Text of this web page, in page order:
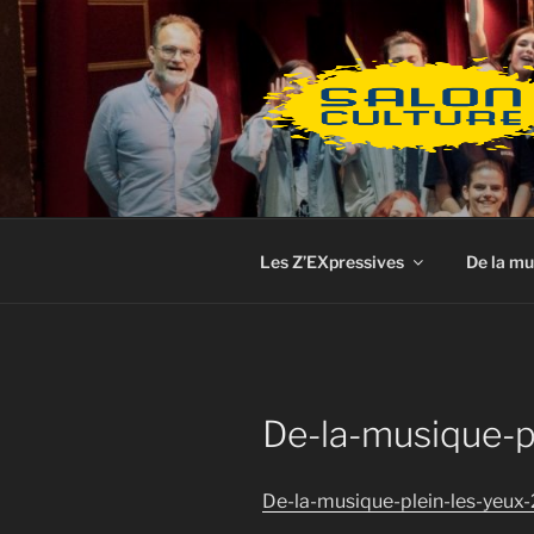
Aller
contenu
principal
Les Z’EXpressives De la
De-la-musique-
De-la-musique-plein-les-